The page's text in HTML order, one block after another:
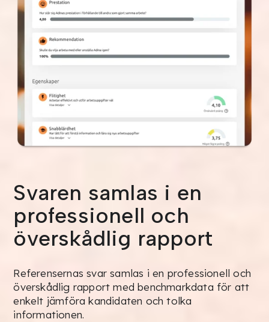
Svaren samlas i en
professionell och
överskådlig rapport
Referensernas svar samlas i en professionell och
överskådlig rapport med benchmarkdata för att
enkelt jämföra kandidaten och tolka
informationen.